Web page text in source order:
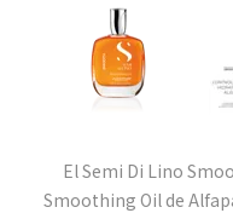
El Semi Di Lino
Smoothing Oil de